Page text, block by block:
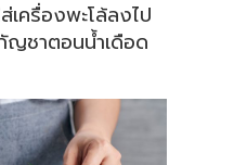
เครื่องพะโล้ลงไป
ญชาตอนน้ำเดือด